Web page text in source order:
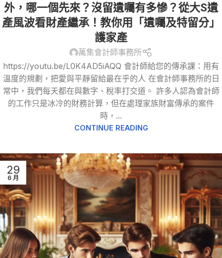
外，哪一個先來？沒留遺囑有多慘？從大S遺
產風波看財產繼承！教你用「遺囑及特留分」
護家產
萬集會計師事務所
https://youtu.be/L0K4AD5iAQQ 會計師給您的傳承課：用有
溫度的規劃，把愛與平靜留給最在乎的人 在會計師事務所的日
常中，我們每天都在與數字、稅率打交道。 許多人認為會計師
的工作只是冰冷的財務計算，但在處理家族財富傳承的案件
時，...
CONTINUE READING
29
6 月